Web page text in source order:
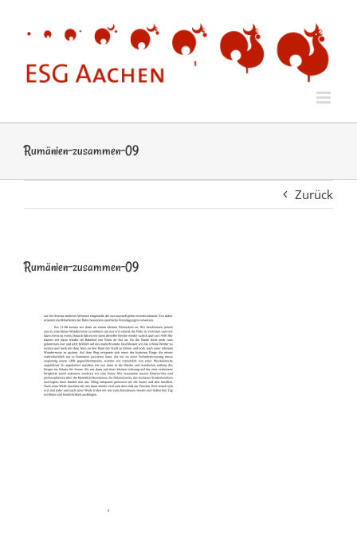
springen
Rumänien-zusammen-09
Zurück
Rumänien-zusammen-09